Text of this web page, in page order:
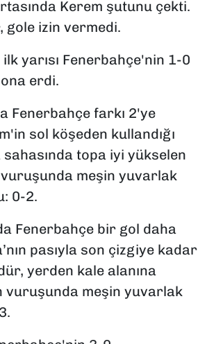
Kerem şutunu çekti.
gole izin vermedi.
ilk yarısı Fenerbahçe'nin 1-0
erdi.
Fenerbahçe farkı 2'ye
sol köşeden kullandığı
topa iyi yükselen
meşin yuvarlak
0-2.
Fenerbahçe bir gol daha
pasıyla son çizgiye kadar
yerden kale alanına
vuruşunda meşin yuvarlak